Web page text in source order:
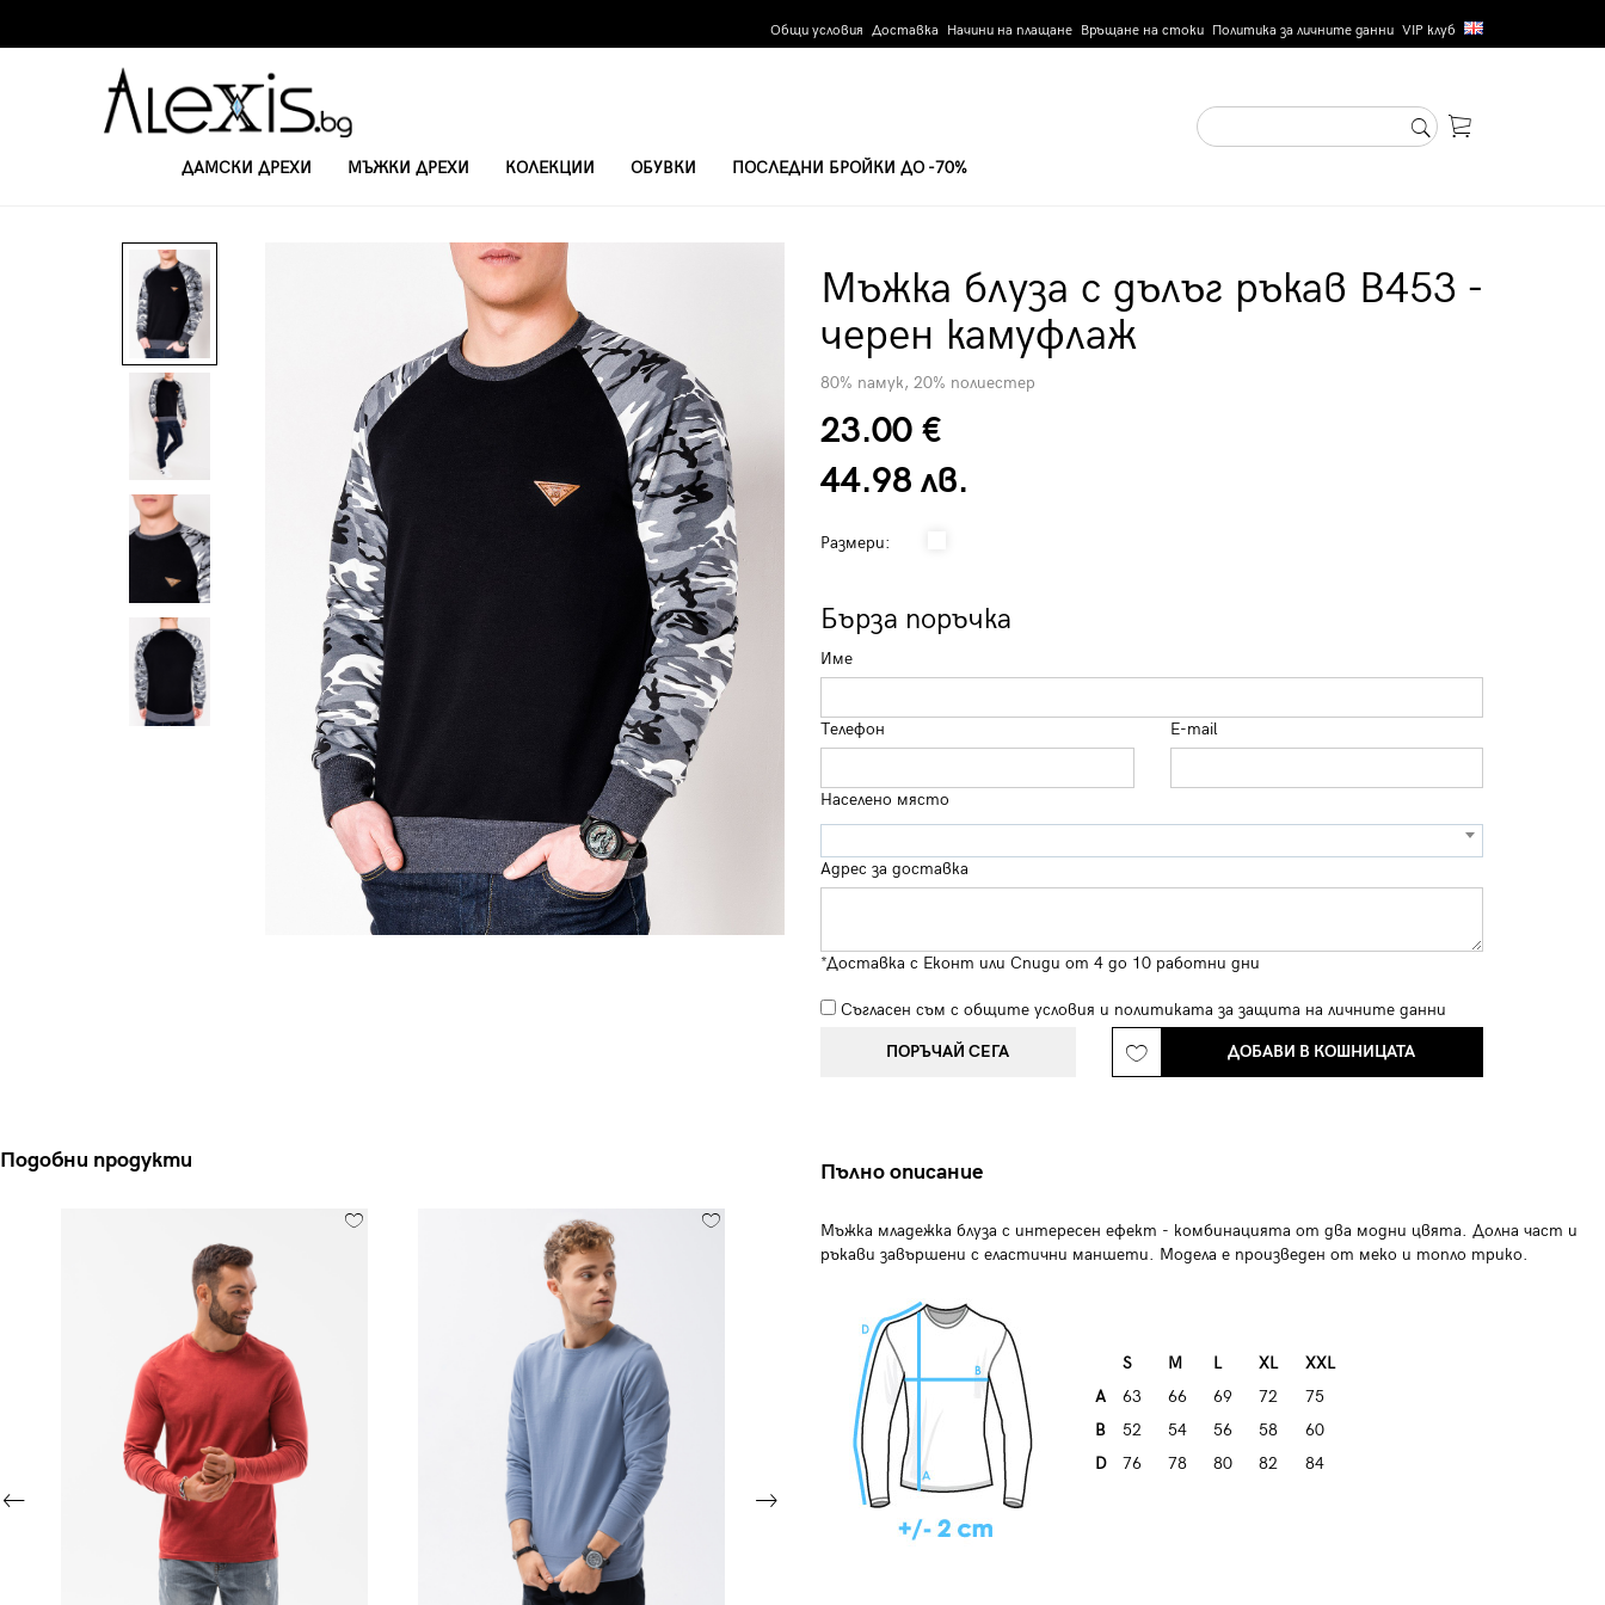
Общи условия Доставка Начини на плащане Връщане на стоки Политика за личните данни VIP клуб
ДАМСКИ ДРЕХИ МЪЖКИ ДРЕХИ КОЛЕКЦИИ ОБУВКИ ПОСЛЕДНИ БРОЙКИ ДО -70%
Мъжка блуза с дълъг ръкав B453 -
черен камуфлаж
80% памук, 20% полиестер
23.00 €
44.98 лв.
Размери:
Бърза поръчка
Име
Телефон E-mail
Населено място
Адрес за доставка
*Доставка с Еконт или Спиди от 4 до 10 работни дни
Съгласен съм с общите условия и политиката за защита на личните данни
ПОРЪЧАЙ СЕГА ДОБАВИ В КОШНИЦАТА
Подобни продукти Пълно описание
Мъжка младежка блуза с интересен ефект - комбинацията от два модни цвята. Долна част и
ръкави завършени с еластични маншети. Модела е произведен от меко и топло трико.
S M L XL
XXL
A
63 66 69 72
75
B
52 54 56 58
60
D
76 78 80 82 84